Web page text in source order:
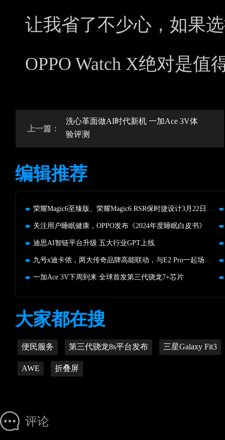
让我省了不少心，如果
OPPO Watch X绝对是值
上一篇：
洗心革面做AI时代新机 一加Ace 3V体
验评测
编辑推荐
荣耀Magic6至臻版、荣耀Magic6 RSR保时捷设计3月22日开售
关注用户睡眠健康，OPPO发布《2024年度睡眠白皮书》
迪思AI智链平台升级 五大行业GPT上线
九号x迪卡侬，两大传奇品牌高能联动，与E2 Pro一起场上见！
一加Ace 3V下周到来 全球首发第三代骁龙7+芯片
大家都在搜
便民服务 第三代骁龙8s平台发布 三星Galaxy Fit3
AWE 折叠屏
评论